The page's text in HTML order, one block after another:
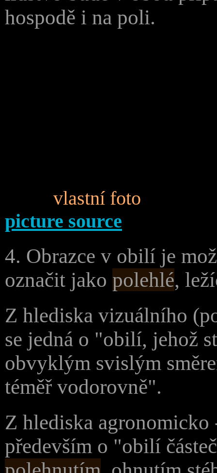
hospodě i na poli.
picture source
4. Obrazce v obilí je
označit jako polehlé,
Z hlediska vizuálního
se jedná o "obilí, jehož
obvyklým svislým
téměř vodorovně".
Z hlediska agronomicko
především o "obilí